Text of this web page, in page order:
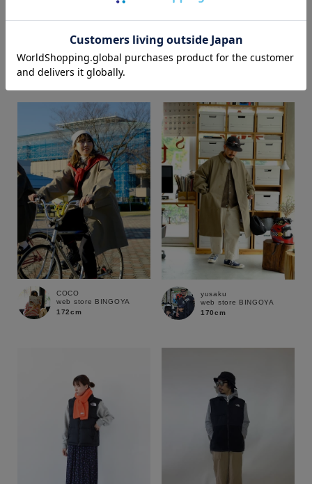
商品タイプ
通常商品 予約商品
セール価格 WEB限定
在庫
在庫あり 在庫なし含む
SUPER SHOP 鳥取店
166cm
shika
web store BINGOYA
COCO
web store BINGOYA
172cm
yusaku
web store BINGOYA
170cm